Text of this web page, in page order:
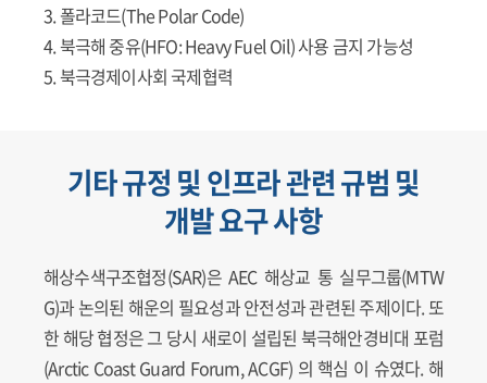
3. 폴라코드(The Polar Code)
4. 북극해 중유(HFO: Heavy Fuel Oil) 사용 금지 가능성
5. 북극경제이사회 국제협력
기타 규정 및 인프라 관련 규범 및
개발 요구 사항
해상수색구조협정(SAR)은 AEC 해상교 통 실무그룹(MTW
G)과 논의된 해운의 필요성과 안전성과 관련된 주제이다. 또
한 해당 협정은 그 당시 새로이 설립된 북극해안경비대 포럼
(Arctic Coast Guard Forum, ACGF) 의 핵심 이 슈였다. 해